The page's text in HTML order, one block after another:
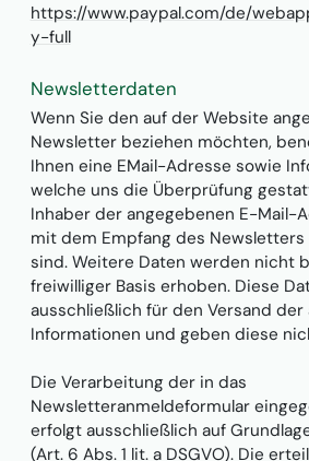
https://www.paypal.com/de/
y-full
Newsletterdaten
Wenn Sie den auf der Website
Newsletter beziehen möchten,
Ihnen eine EMail-Adresse sowie
welche uns die Überprüfung
Inhaber der angegebenen E-Mail-
mit dem Empfang des
sind. Weitere Daten werden nicht
freiwilliger Basis erhoben. Diese
ausschließlich für den Versand
Informationen und geben diese
Die Verarbeitung der in das
Newsletteranmeldeformular
erfolgt ausschließlich auf
(Art. 6 Abs. 1 lit. a DSGVO). Die